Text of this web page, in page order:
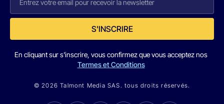
S'INSCRIRE
En cliquant sur s'inscrire, vous confirmez que vous acceptez nos
Termes et Conditions
© 2026 Talmont Media SAS. tous droits réservés.